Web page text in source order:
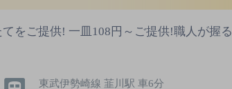
をご提供! 一皿108円～ご提供!職人が握
東武伊勢崎線 韮川駅 車6分